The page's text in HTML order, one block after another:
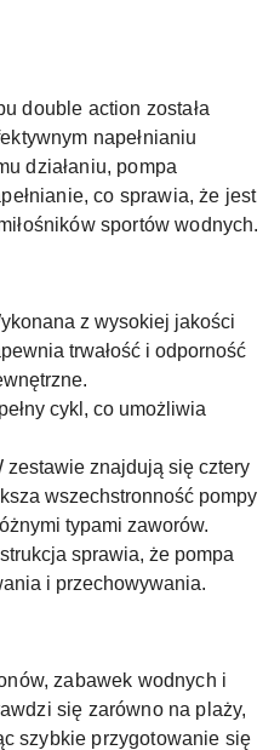
double action została
napełnianiu
działaniu, pompa
co sprawia, że jest
sportów wodnych.
z wysokiej jakości
trwałość i odporność
cykl, co umożliwia
zestawie znajdują się cztery
wszechstronność pompy
typami zaworów.
sprawia, że pompa
i przechowywania.
zabawek wodnych i
się zarówno na plaży,
szybkie przygotowanie się